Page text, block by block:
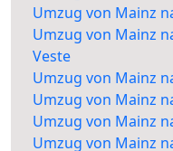
Umzug von Mainz
Umzug von Mainz
Veste
Umzug von Mainz
Umzug von Mainz
Umzug von Mainz
Umzug von Mainz